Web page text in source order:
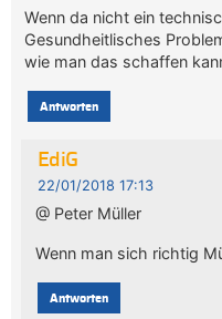
Wenn da nicht ein
Gesundheitlisches
wie man das schaffen
Antworten
EdiG
22/01/2018 17:13
@ Peter Müller
Wenn man sich richtig
Antworten